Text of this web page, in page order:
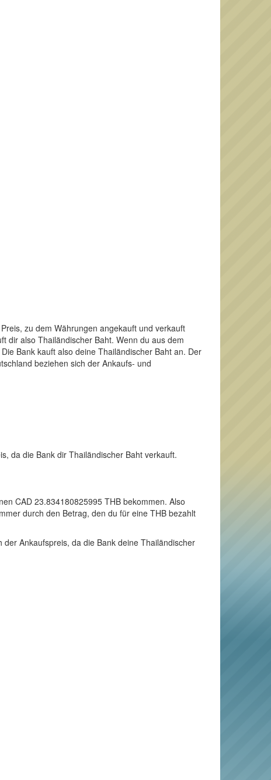
zu dem Währungen angekauft und verkauft
dir also Thailändischer Baht. Wenn du aus dem
Bank kauft also deine Thailändischer Baht an. Der
beziehen sich der Ankaufs- und
da die Bank dir Thailändischer Baht verkauft.
CAD 23.834180825995 THB bekommen. Also
durch den Betrag, den du für eine THB bezahlt
Ankaufspreis, da die Bank deine Thailändischer